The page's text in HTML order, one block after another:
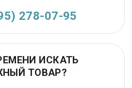
278-07-95
ИСКАТЬ
ТОВАР?